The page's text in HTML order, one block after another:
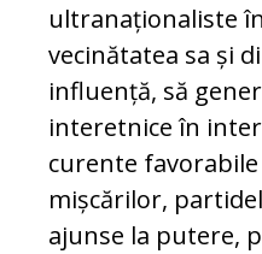
ultranaționaliste
vecinătatea sa și
influență, să
interetnice în
curente
mișcărilor,
ajunse la putere,